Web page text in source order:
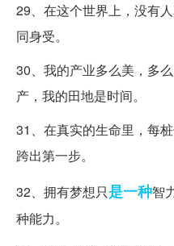
29、在这个世界上，没有
同身受。
30、我的产业多么美，多
产，我的田地是时间。
31、在真实的生命里，每
跨出第一步。
32、拥有梦想只是一种智
种能力。